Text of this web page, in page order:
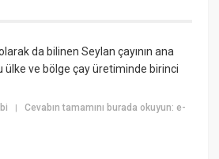
da bilinen Seylan çayının ana
ülke ve bölge çay üretiminde birinci
|Cevabın tamamını burada okuyun: e-